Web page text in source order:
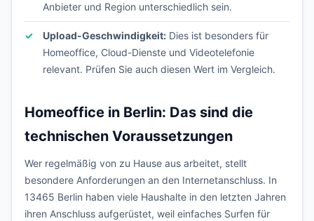
Anbieter und Region unterschiedlich sein.
Upload-Geschwindigkeit: Dies ist besonders für
Homeoffice, Cloud-Dienste und Videotelefonie
relevant. Prüfen Sie auch diesen Wert im Vergleich.
Homeoffice in Berlin: Das sind die
technischen Voraussetzungen
Wer regelmäßig von zu Hause aus arbeitet, stellt
besondere Anforderungen an den Internetanschluss. In
13465 Berlin haben viele Haushalte in den letzten Jahren
ihren Anschluss aufgerüstet, weil einfaches Surfen für